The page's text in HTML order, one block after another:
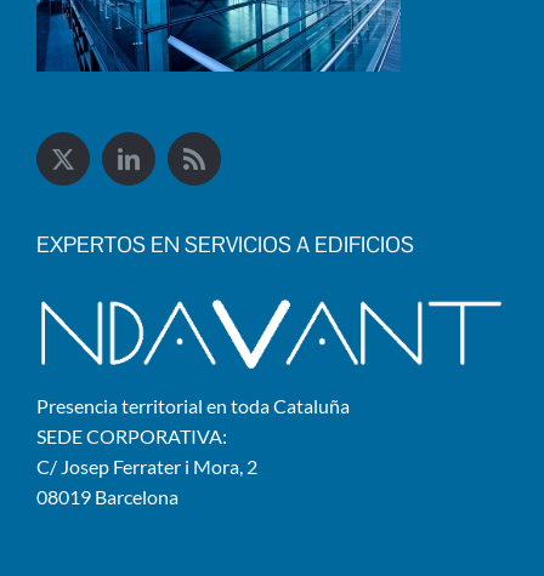
EXPERTOS EN SERVICIOS A EDIFICIOS
Presencia territorial en toda Cataluña
SEDE CORPORATIVA:
C/ Josep Ferrater i Mora, 2
08019 Barcelona